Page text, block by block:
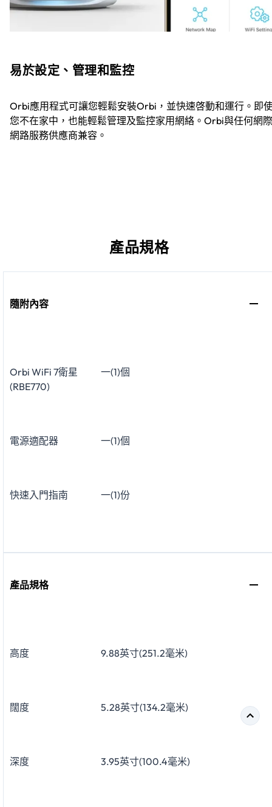
易於設定、管理和監控
Orbi應用程式可讓您輕鬆安裝Orbi，並快速啓動和運行。即
您不在家中，也能輕鬆管理及監控家用網絡。Orbi與任何網際
網路服務供應商兼容。
產品規格
隨附內容
Orbi WiFi 7衛星
(RBE770)
一(1)個
電源適配器 一(1)個
快速入門指南 一(1)份
產品規格
高度 9.88英寸(251.2毫米)
闊度 5.28英寸(134.2毫米)
深度 3.95英寸(100.4毫米)